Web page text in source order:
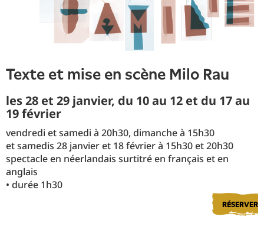
texte et mise en scène Milo Rau
les 28 et 29 janvier, du 10 au 12 et du 17 au
19 février
vendredi et samedi à 20h30, dimanche à 15h30
et samedis 28 janvier et 18 février à 15h30 et 20h30
spectacle en néerlandais surtitré en français et en
anglais
• durée 1h30
RÉSERVER